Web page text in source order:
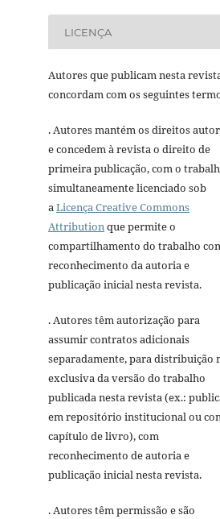
LICENÇA
Autores que publicam nesta
concordam com os seguintes
. Autores mantém os direitos
e concedem à revista o direito de
primeira publicação, com o
simultaneamente licenciado sob
aLicença Creative Commons
Attributionque permite o
compartilhamento do trabalho
reconhecimento da autoria e
publicação inicial nesta revista.
. Autores têm autorização para
assumir contratos adicionais
separadamente, para distribuição
exclusiva da versão do trabalho
publicada nesta revista (ex.:
em repositório institucional ou
capítulo de livro), com
reconhecimento de autoria e
publicação inicial nesta revista.
. Autores têm permissão e são